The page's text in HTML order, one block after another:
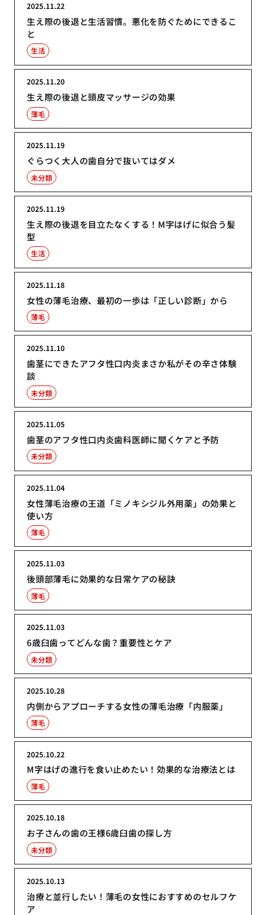
生え際の後退と生活習慣。悪化を防ぐためにできるこ
と
2025.11.22
生活
生え際の後退と頭皮マッサージの効果
2025.11.20
薄毛
ぐらつく大人の歯自分で抜いてはダメ
2025.11.19
未分類
生え際の後退を目立たなくする！M字はげに似合う髪
型
2025.11.19
生活
女性の薄毛治療、最初の一歩は「正しい診断」から
2025.11.18
薄毛
歯茎にできたアフタ性口内炎まさか私がその辛さ体験
談
2025.11.10
未分類
歯茎のアフタ性口内炎歯科医師に聞くケアと予防
2025.11.05
未分類
女性薄毛治療の王道「ミノキシジル外用薬」の効果と
使い方
2025.11.04
薄毛
後頭部薄毛に効果的な日常ケアの秘訣
2025.11.03
薄毛
6歳臼歯ってどんな歯？重要性とケア
2025.11.03
未分類
内側からアプローチする女性の薄毛治療「内服薬」
2025.10.28
薄毛
M字はげの進行を食い止めたい！効果的な治療法とは
2025.10.22
薄毛
お子さんの歯の王様6歳臼歯の探し方
2025.10.18
未分類
治療と並行したい！薄毛の女性におすすめのセルフケ
ア
2025.10.13